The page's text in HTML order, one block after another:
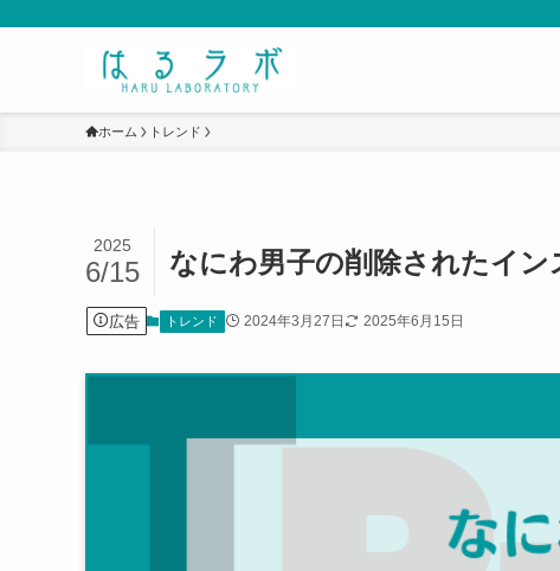
ホーム トレンド
なにわ男子の削除されたイン
2025
6/15
広告 トレンド 2024年3月27日 2025年6月15日